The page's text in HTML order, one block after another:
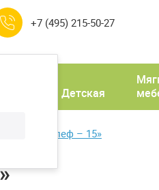
+7 (495) 215-50-27
Детская
«Мебелеф – 15»